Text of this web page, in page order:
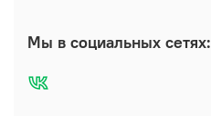
Мы в социальных сетях: